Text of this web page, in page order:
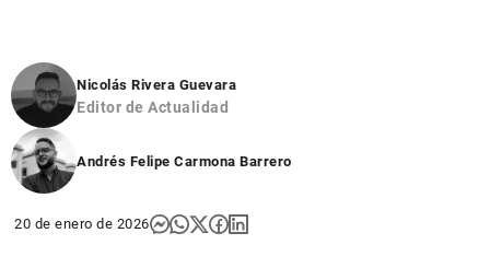
Nicolás Rivera Guevara
Editor de Actualidad
Andrés Felipe Carmona Barrero
20 de enero de 2026